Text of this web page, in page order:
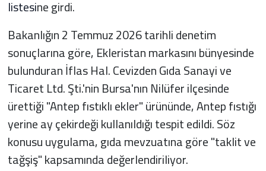
listesine girdi.
Bakanlığın 2 Temmuz 2026 tarihli denetim
sonuçlarına göre, Ekleristan markasını bünyesinde
bulunduran İflas Hal. Cevizden Gıda Sanayi ve
Ticaret Ltd. Şti.'nin Bursa'nın Nilüfer ilçesinde
ürettiği "Antep fıstıklı ekler" ürününde, Antep fıstığı
yerine ay çekirdeği kullanıldığı tespit edildi. Söz
konusu uygulama, gıda mevzuatına göre "taklit ve
tağşiş" kapsamında değerlendiriliyor.